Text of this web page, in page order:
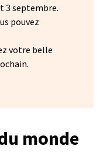
3 septembre.
pouvez
dans un nouvel onglet)
votre belle
monde